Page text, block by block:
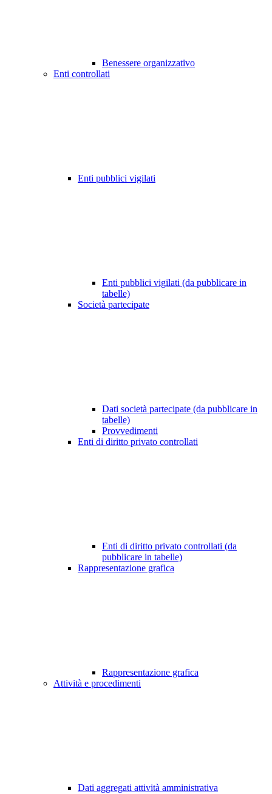
Benessere organizzativo
Enti controllati
Enti pubblici vigilati
Enti pubblici vigilati (da pubblicare in
tabelle)
Società partecipate
Dati società partecipate (da pubblicare in
tabelle)
Provvedimenti
Enti di diritto privato controllati
Enti di diritto privato controllati (da
pubblicare in tabelle)
Rappresentazione grafica
Rappresentazione grafica
Attività e procedimenti
Dati aggregati attività amministrativa